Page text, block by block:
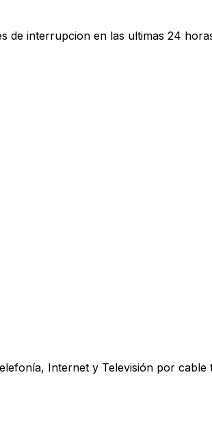
de interrupcion en las ultimas 24
Internet y Televisión por